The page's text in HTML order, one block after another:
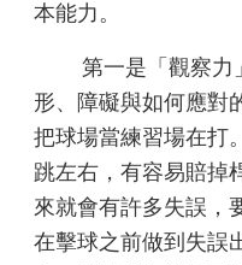
本能力。
第一是「觀察力
形、障礙與如何應對
把球場當練習場在打
跳左右，有容易賠掉
來就會有許多失誤，
在擊球之前做到 失誤